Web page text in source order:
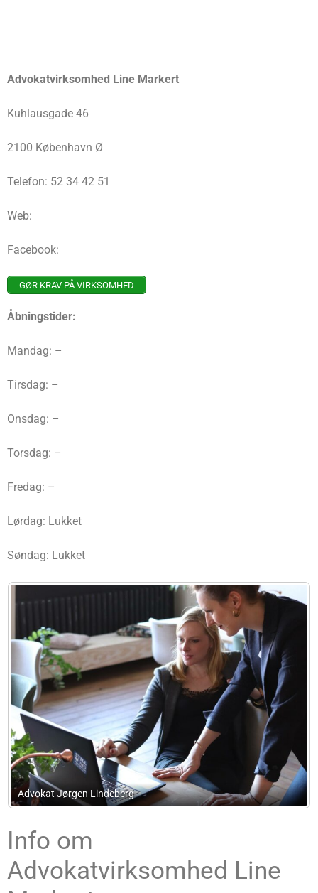
Advokatvirksomhed Line Markert
Kuhlausgade 46
2100 København Ø
Telefon: 52 34 42 51
Web:
Facebook:
GØR KRAV PÅ VIRKSOMHED
Åbningstider:
Mandag: –
Tirsdag: –
Onsdag: –
Torsdag: –
Fredag: –
Lørdag: Lukket
Søndag: Lukket
Advokatfirmaet Poul Helmuth Petersen
Info om
Advokatvirksomhed Line